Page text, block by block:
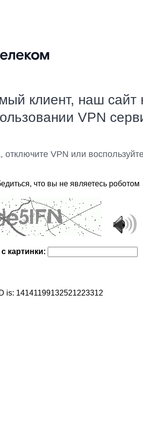
клиент, наш сайт
VPN
отключите VPN или
что вы не являетесь роботом
картинки:
is: 14141199132521223312